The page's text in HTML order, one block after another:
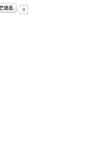
0